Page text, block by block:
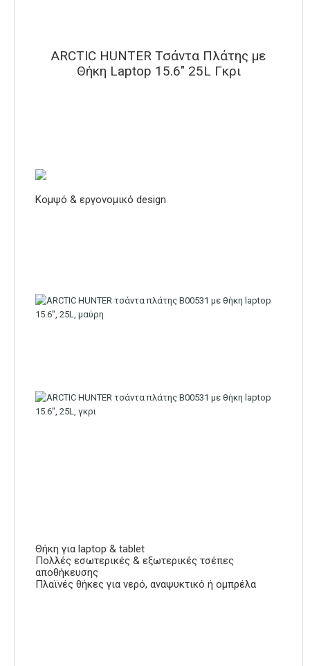
ARCTIC HUNTER Τσάντα Πλάτης με
Θήκη Laptop 15.6″ 25L Γκρι
Κομψό & εργονομικό design
Θήκη για laptop & tablet
Πολλές εσωτερικές & εξωτερικές τσέπες
αποθήκευσης
Πλαϊνές θήκες για νερό, αναψυκτικό ή ομπρέλα